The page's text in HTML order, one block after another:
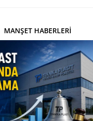
MANŞET HABERLERI